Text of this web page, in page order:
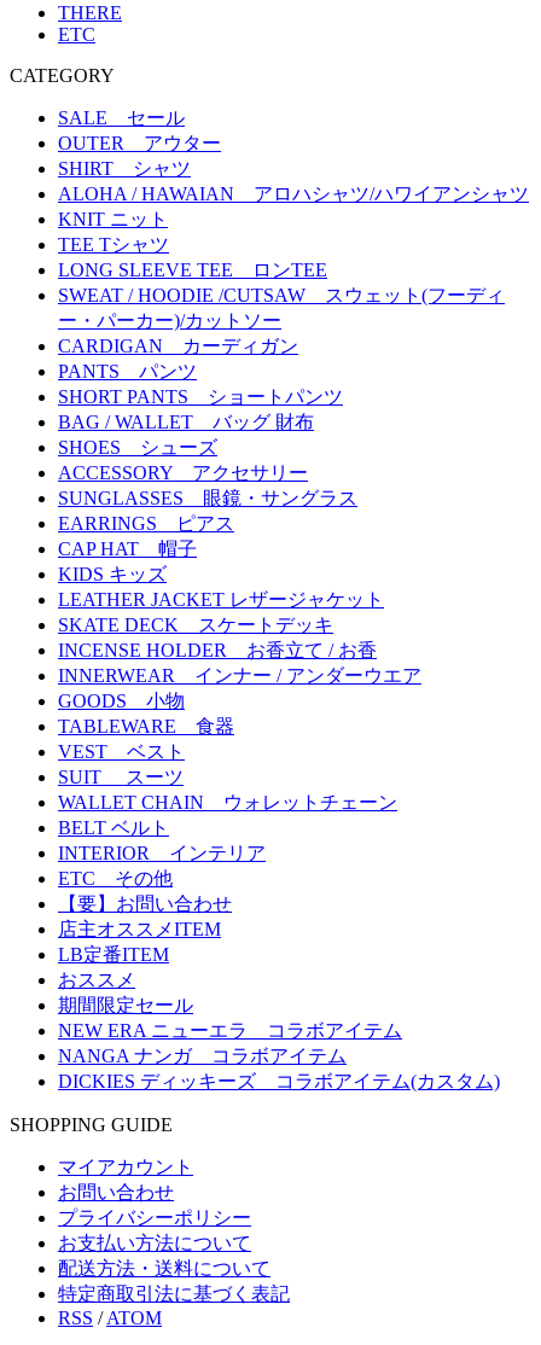
THERE
ETC
CATEGORY
SALE セール
OUTER アウター
SHIRT シャツ
ALOHA / HAWAIAN アロハシャツ/ハワイアンシャツ
KNIT ニット
TEE Tシャツ
LONG SLEEVE TEE ロンTEE
SWEAT / HOODIE /CUTSAW スウェット(フーディ
ー・パーカー)/カットソー
CARDIGAN カーディガン
PANTS パンツ
SHORT PANTS ショートパンツ
BAG / WALLET バッグ 財布
SHOES シューズ
ACCESSORY アクセサリー
SUNGLASSES 眼鏡・サングラス
EARRINGS ピアス
CAP HAT 帽子
KIDS キッズ
LEATHER JACKET レザージャケット
SKATE DECK スケートデッキ
INCENSE HOLDER お香立て / お香
INNERWEAR インナー / アンダーウエア
GOODS 小物
TABLEWARE 食器
VEST ベスト
SUIT スーツ
WALLET CHAIN ウォレットチェーン
BELT ベルト
INTERIOR インテリア
ETC その他
【要】お問い合わせ
店主オススメITEM
LB定番ITEM
おススメ
期間限定セール
NEW ERA ニューエラ コラボアイテム
NANGA ナンガ コラボアイテム
DICKIES ディッキーズ コラボアイテム(カスタム)
SHOPPING GUIDE
マイアカウント
お問い合わせ
プライバシーポリシー
お支払い方法について
配送方法・送料について
特定商取引法に基づく表記
RSS /ATOM